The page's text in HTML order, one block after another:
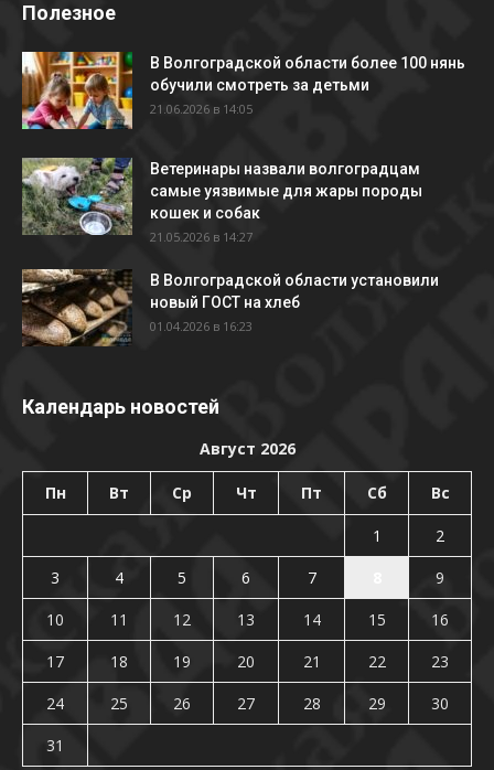
Полезное
В Волгоградской области более 100 нянь
обучили смотреть за детьми
21.06.2026 в 14:05
Ветеринары назвали волгоградцам
самые уязвимые для жары породы
кошек и собак
21.05.2026 в 14:27
В Волгоградской области установили
новый ГОСТ на хлеб
01.04.2026 в 16:23
Календарь новостей
Август 2026
Пн Вт Ср Чт Пт Сб Вс
1
2
3
4 5 6 7
9
10
11 12 13 14 15
16
17
18 19 20 21 22
23
24
25 26 27 28 29
30
31